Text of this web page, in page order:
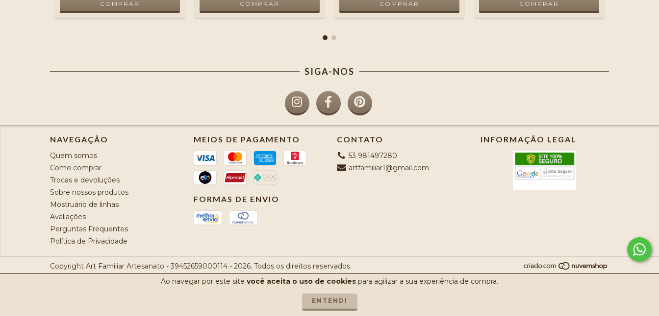
Ao navegar por este site você aceita o uso de cookies para agilizar a sua experiência de compra.
ENTENDI
SIGA-NOS
NAVEGAÇÃO
Quem somos
Como comprar
Trocas e devoluções
Sobre nossos produtos
Mostruário de linhas
Avaliações
Perguntas Frequentes
Política de Privacidade
MEIOS DE PAGAMENTO
FORMAS DE ENVIO
CONTATO
53 981497280
artfamiliar1@gmail.com
INFORMAÇÃO LEGAL
Copyright Art Familiar Artesanato - 39452659000114 - 2026. Todos os direitos reservados.